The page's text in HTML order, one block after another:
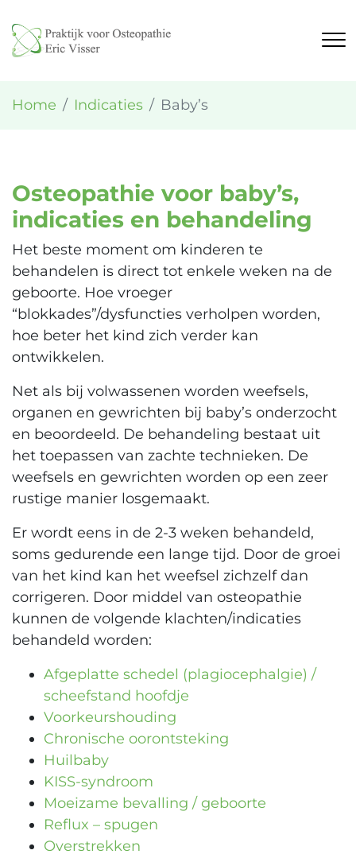
Home Indicaties Baby’s
Osteopathie voor baby’s,
indicaties en behandeling
Het beste moment om kinderen te
behandelen is direct tot enkele weken na de
geboorte. Hoe vroeger
“blokkades”/dysfuncties verholpen worden,
hoe beter het kind zich verder kan
ontwikkelen.
Net als bij volwassenen worden weefsels,
organen en gewrichten bij baby’s onderzocht
en beoordeeld. De behandeling bestaat uit
het toepassen van zachte technieken. De
weefsels en gewrichten worden op een zeer
rustige manier losgemaakt.
Er wordt eens in de 2-3 weken behandeld,
soms gedurende een lange tijd. Door de groei
van het kind kan het weefsel zichzelf dan
corrigeren. Door middel van osteopathie
kunnen de volgende klachten/indicaties
behandeld worden:
Afgeplatte schedel (plagiocephalgie) /
scheefstand hoofdje
Voorkeurshouding
Chronische oorontsteking
Huilbaby
KISS-syndroom
Moeizame bevalling / geboorte
Reflux – spugen
Overstrekken